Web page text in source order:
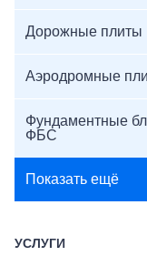
Дорожные плиты
Аэродромные
Фундаментные
ФБС
Показать ещё
УСЛУГИ